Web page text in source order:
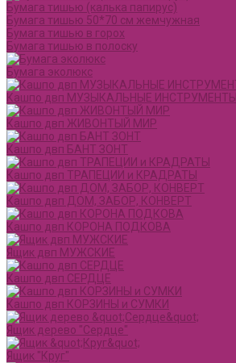
Бумага тишью (калька папирус)
Бумага тишью 50*70 см жемчужная
Бумага тишью в горох
Бумага тишью в полоску
Бумага эколюкс
Кашпо двп МУЗЫКАЛЬНЫЕ ИНСТРУМЕНТЫ
Кашпо двп ЖИВОНТЫЙ МИР
Кашпо двп БАНТ ЗОНТ
Кашпо двп ТРАПЕЦИИ и КРАДРАТЫ
Кашпо двп ДОМ, ЗАБОР, КОНВЕРТ
Кашпо двп КОРОНА ПОДКОВА
Ящик двп МУЖСКИЕ
Кашпо двп СЕРДЦЕ
Кашпо двп КОРЗИНЫ и СУМКИ
Ящик дерево "Сердце"
Ящик "Круг"